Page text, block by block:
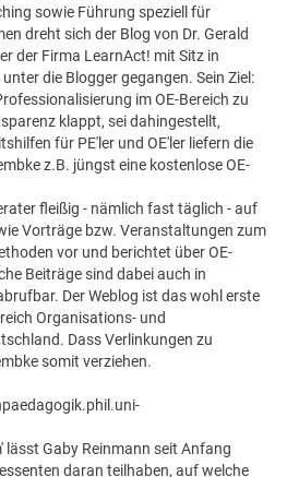
sowie Führung speziell für
dreht sich der Blog von Dr. Gerald
der Firma LearnAct! mit Sitz in
die Blogger gegangen. Sein Ziel:
im OE-Bereich zu
klappt, sei dahingestellt,
für PE'ler und OE'ler liefern die
z.B. jüngst eine kostenlose OE-
fleißig - nämlich fast täglich - auf
Vorträge bzw. Veranstaltungen zum
vor und berichtet über OE-
Beiträge sind dabei auch in
Der Weblog ist das wohl erste
Organisations- und
Dass Verlinkungen zu
somit verziehen.
lässt Gaby Reinmann seit Anfang
daran teilhaben, auf welche